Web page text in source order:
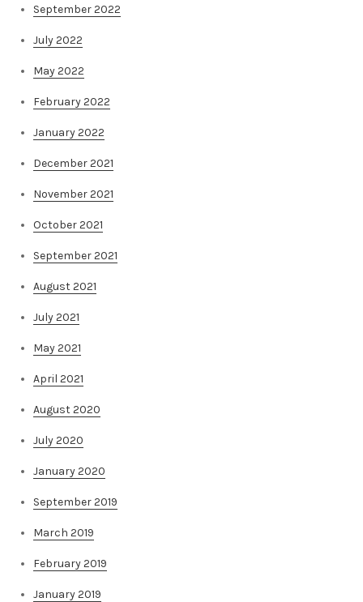
September 2022
July 2022
May 2022
February 2022
January 2022
December 2021
November 2021
October 2021
September 2021
August 2021
July 2021
May 2021
April 2021
August 2020
July 2020
January 2020
September 2019
March 2019
February 2019
January 2019